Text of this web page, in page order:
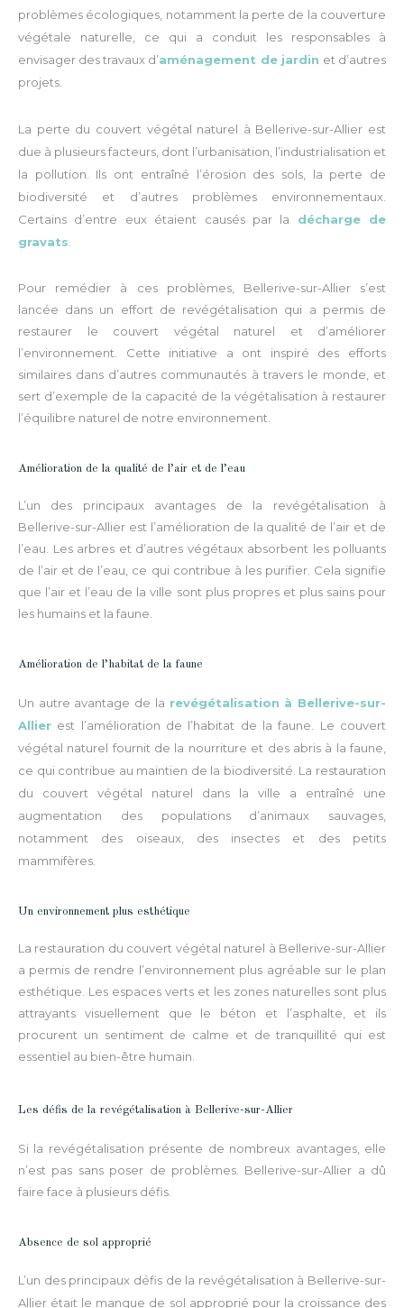
problèmes écologiques, notamment la perte de la couverture
végétale naturelle
ce qui a conduit les responsables à
envisager des travaux d’aménagement de jardin et d’autres
projets.
La perte du couvert végétal naturel à Bellerive-sur-Allier est
due à plusieurs facteurs, dont l’urbanisation, l’industrialisation et
la pollution. Ils ont entraîné l’érosion des sols, la perte de
biodiversité et d’autres problèmes environnementaux.
Certains d’entre eux étaient causés par la décharge de
gravats
Pour remédier à ces problèmes, Bellerive-sur-Allier s’est
lancée dans un effort de revégétalisation qui a permis de
restaurer le couvert végétal naturel et d’améliorer
l’environnement. Cette initiative a ont inspiré des efforts
similaires dans d’autres communautés à travers le monde, et
sert d’exemple de la capacité de la végétalisation à restaurer
l’équilibre naturel de notre environnement.
Amélioration de la qualité de l’air et de l’eau
L’un des principaux avantages de la revégétalisation à
Bellerive-sur-Allier est l’amélioration de la qualité de l’air et de
l’eau. Les arbres et d’autres végétaux absorbent les polluants
de l’air et de l’eau, ce qui contribue à les purifier. Cela signifie
que l’air et l’eau de la ville sont plus propres et plus sains pour
les humains et la faune.
Amélioration de l’habitat de la faune
Un autre avantage de la revégétalisation à Bellerive-sur-
Allier est l’amélioration de l’habitat de la faune. Le couvert
végétal naturel fournit de la nourriture et des abris à la faune,
ce qui contribue au maintien de la biodiversité. La restauration
du couvert végétal naturel dans la ville a entraîné une
augmentation des populations d’animaux sauvages,
notamment des oiseaux, des insectes et des petits
mammifères.
Un environnement plus esthétique
La restauration du couvert végétal naturel à Bellerive-sur-Allier
a permis de rendre l’environnement plus agréable sur le plan
esthétique. Les espaces verts et les zones naturelles sont plus
attrayants visuellement que le béton et l’asphalte, et ils
procurent un sentiment de calme et de tranquillité qui est
essentiel au bien-être humain.
Les défis de la revégétalisation à Bellerive-sur-Allier
Si la revégétalisation présente de nombreux avantages, elle
n’est pas sans poser de problèmes. Bellerive-sur-Allier a dû
faire face à plusieurs défis.
Absence de sol approprié
L’un des principaux défis de la revégétalisation à Bellerive-sur-
Allier était le manque de sol approprié pour la croissance des